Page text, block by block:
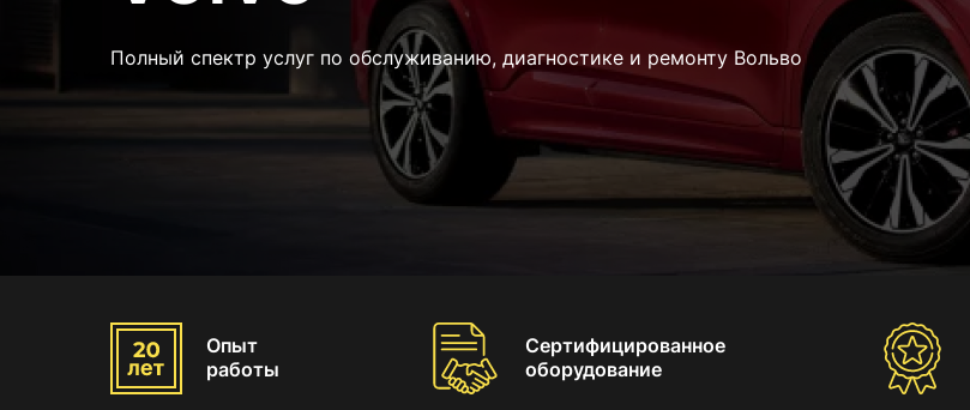
Полный спектр услуг по обслуживанию, диагностике и ремонту Вольво
Опыт
работы
Сертифицированное
оборудование